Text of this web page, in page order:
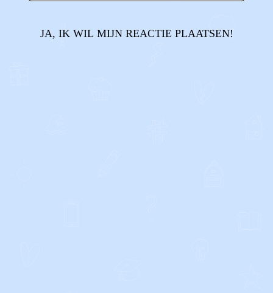
JA, IK WIL MIJN REACTIE PLAATSEN!